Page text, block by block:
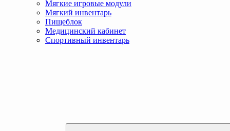
Мягкие игровые модули
Мягкий инвентарь
Пищеблок
Медицинский кабинет
Спортивный инвентарь